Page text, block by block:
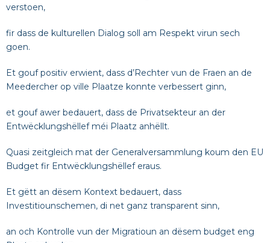
verstoen,
fir dass de kulturellen Dialog soll am Respekt virun sech
goen.
Et gouf positiv erwient, dass d’Rechter vun de Fraen an de
Meedercher op ville Plaatze konnte verbessert ginn,
et gouf awer bedauert, dass de Privatsekteur an der
Entwëcklungshëllef méi Plaatz anhëllt.
Quasi zeitgleich mat der Generalversammlung koum den EU
Budget fir Entwëcklungshëllef eraus.
Et gëtt an dësem Kontext bedauert, dass
Investitiounschemen, di net ganz transparent sinn,
an och Kontrolle vun der Migratioun an dësem budget eng